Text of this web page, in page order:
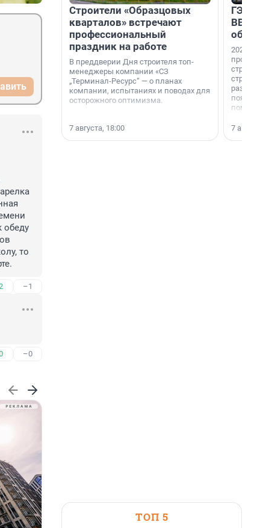
обеду
то
–1
–0
Строители «Образцовых
кварталов» встречают
профессиональный
праздник на работе
В преддверии Дня строителя топ-
менеджеры компании «СЗ
„Терминал-Ресурс“ — о планах
компании, испытаниях и поводах для
осторожного оптимизма.
7 августа, 18:00
ГЭС,
ВВП: в
об
2026-й —
раз. В
7
ТОП 5